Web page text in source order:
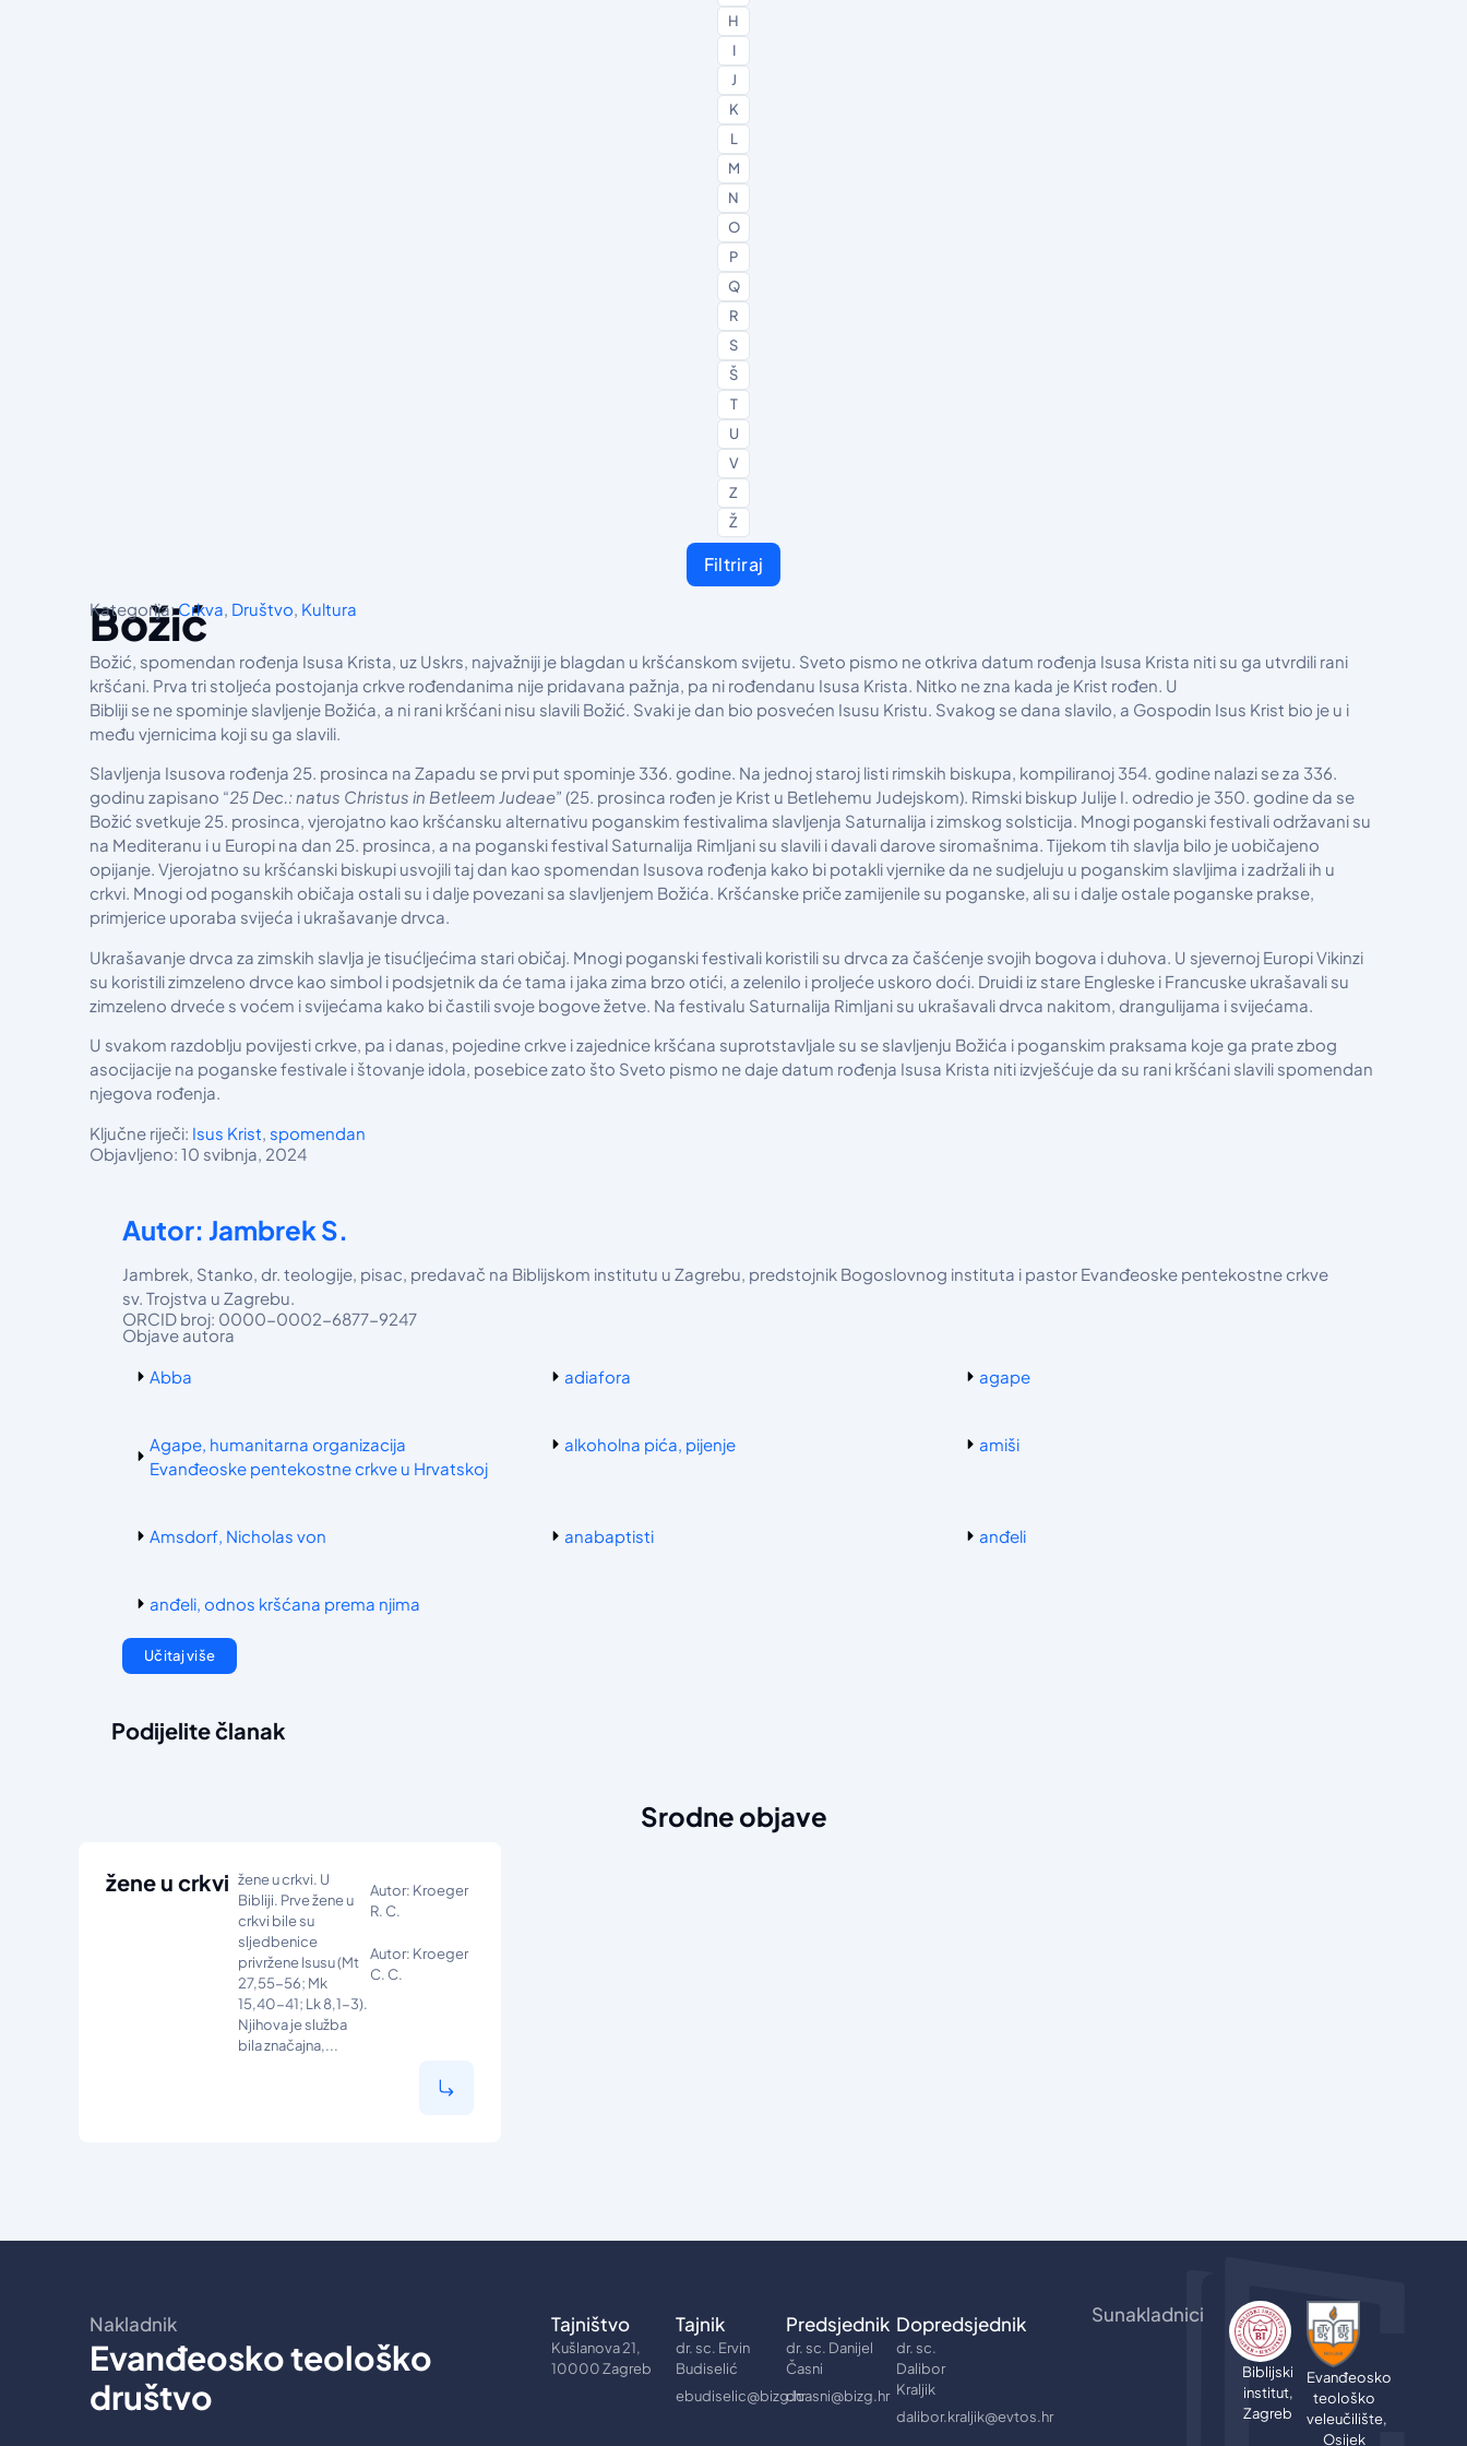
H
I
J
K
L
M
N
O
P
Q
R
S
Š
T
U
V
Z
Ž
Filtriraj
Kategorija:Crkva, Društvo, Kultura
Božić
Božić, spomendan rođenja Isusa Krista, uz Uskrs, najvažniji je blagdan u kršćanskom svijetu. Sveto pismo ne otkriva datum rođenja Isusa Krista niti su ga utvrdili rani
kršćani. Prva tri stoljeća postojanja crkve rođendanima nije pridavana pažnja, pa ni rođendanu Isusa Krista. Nitko ne zna kada je Krist rođen. U
Bibliji se ne spominje slavljenje Božića, a ni rani kršćani nisu slavili Božić. Svaki je dan bio posvećen Isusu Kristu. Svakog se dana slavilo, a Gospodin Isus Krist bio je u i
među vjernicima koji su ga slavili.
Slavljenja Isusova rođenja 25. prosinca na Zapadu se prvi put spominje 336. godine. Na jednoj staroj listi rimskih biskupa, kompiliranoj 354. godine nalazi se za 336.
godinu zapisano “25 Dec.: natus Christus in Betleem Judeae” (25. prosinca rođen je Krist u Betlehemu Judejskom). Rimski biskup Julije I. odredio je 350. godine da se
Božić svetkuje 25. prosinca, vjerojatno kao kršćansku alternativu poganskim festivalima slavljenja Saturnalija i zimskog solsticija. Mnogi poganski festivali održavani su
na Mediteranu i u Europi na dan 25. prosinca, a na poganski festival Saturnalija Rimljani su slavili i davali darove siromašnima. Tijekom tih slavlja bilo je uobičajeno
opijanje. Vjerojatno su kršćanski biskupi usvojili taj dan kao spomendan Isusova rođenja kako bi potakli vjernike da ne sudjeluju u poganskim slavljima i zadržali ih u
crkvi. Mnogi od poganskih običaja ostali su i dalje povezani sa slavljenjem Božića. Kršćanske priče zamijenile su poganske, ali su i dalje ostale poganske prakse,
primjerice uporaba svijeća i ukrašavanje drvca.
Ukrašavanje drvca za zimskih slavlja je tisućljećima stari običaj. Mnogi poganski festivali koristili su drvca za čašćenje svojih bogova i duhova. U sjevernoj Europi Vikinzi
su koristili zimzeleno drvce kao simbol i podsjetnik da će tama i jaka zima brzo otići, a zelenilo i proljeće uskoro doći. Druidi iz stare Engleske i Francuske ukrašavali su
zimzeleno drveće s voćem i svijećama kako bi častili svoje bogove žetve. Na festivalu Saturnalija Rimljani su ukrašavali drvca nakitom, drangulijama i svijećama.
U svakom razdoblju povijesti crkve, pa i danas, pojedine crkve i zajednice kršćana suprotstavljale su se slavljenju Božića i poganskim praksama koje ga prate zbog
asocijacije na poganske festivale i štovanje idola, posebice zato što Sveto pismo ne daje datum rođenja Isusa Krista niti izvješćuje da su rani kršćani slavili spomendan
njegova rođenja.
Ključne riječi: Isus Krist spomendan
Objavljeno: 10 svibnja, 2024
Autor: Jambrek S.
Jambrek, Stanko, dr. teologije, pisac, predavač na Biblijskom institutu u Zagrebu, predstojnik Bogoslovnog instituta i pastor Evanđeoske pentekostne crkve
sv. Trojstva u Zagrebu.
ORCID broj: 0000-0002-6877-9247
Objave autora
Abba
adiafora agape
Agape, humanitarna organizacija
Evanđeoske pentekostne crkve u Hrvatskoj
alkoholna pića, pijenje amiši
Amsdorf, Nicholas von anabaptisti anđeli
anđeli, odnos kršćana prema njima
Učitaj više
Podijelite članak
Srodne objave
žene u crkvi žene u crkvi. U
Bibliji. Prve žene u
crkvi bile su
sljedbenice
privržene Isusu (Mt
27,55-56; Mk
15,40-41; Lk 8,1-3).
Njihova je služba
bila značajna,...
Autor: Kroeger
R. C.
Autor: Kroeger
C. C.
Nakladnik
Evanđeosko teološko
društvo
Tajništvo
Kušlanova 21,
10000 Zagreb
Tajnik
dr. sc. Ervin
Budiselić
ebudiselic@bizg.hr
Predsjednik
dr. sc. Danijel
Časni
dcasni@bizg.hr
Dopredsjednik
dr. sc.
Dalibor
Kraljik
dalibor.kraljik@evtos.hr
Sunakladnici
Biblijski
institut,
Zagreb
Evanđeosko
teološko
veleučilište,
Osijek